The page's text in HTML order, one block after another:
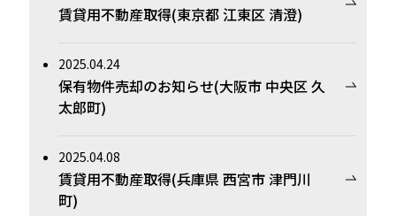
賃貸用不動産取得(東京都 江東区 清澄)
2025.04.24
保有物件売却のお知らせ(大阪市 中央区 久
太郎町)
2025.04.08
賃貸用不動産取得(兵庫県 西宮市 津門川
町)